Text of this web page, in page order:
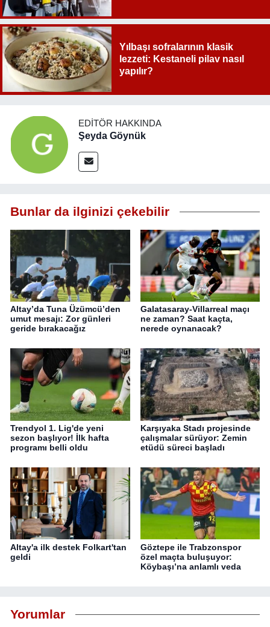
Yılbaşı sofralarının klasik
lezzeti: Kestaneli pilav nasıl
yapılır?
EDITÖR HAKKINDA
Şeyda Göynük
Bunlar da ilginizi çekebilir
Altay’da Tuna Üzümcü’den
umut mesajı: Zor günleri
geride bırakacağız
Galatasaray-Villarreal maçı
ne zaman? Saat kaçta,
nerede oynanacak?
Trendyol 1. Lig'de yeni
sezon başlıyor! İlk hafta
programı belli oldu
Karşıyaka Stadı projesinde
çalışmalar sürüyor: Zemin
etüdü süreci başladı
Altay'a ilk destek Folkart'tan
geldi
Göztepe ile Trabzonspor
özel maçta buluşuyor:
Köybaşı’na anlamlı veda
Yorumlar